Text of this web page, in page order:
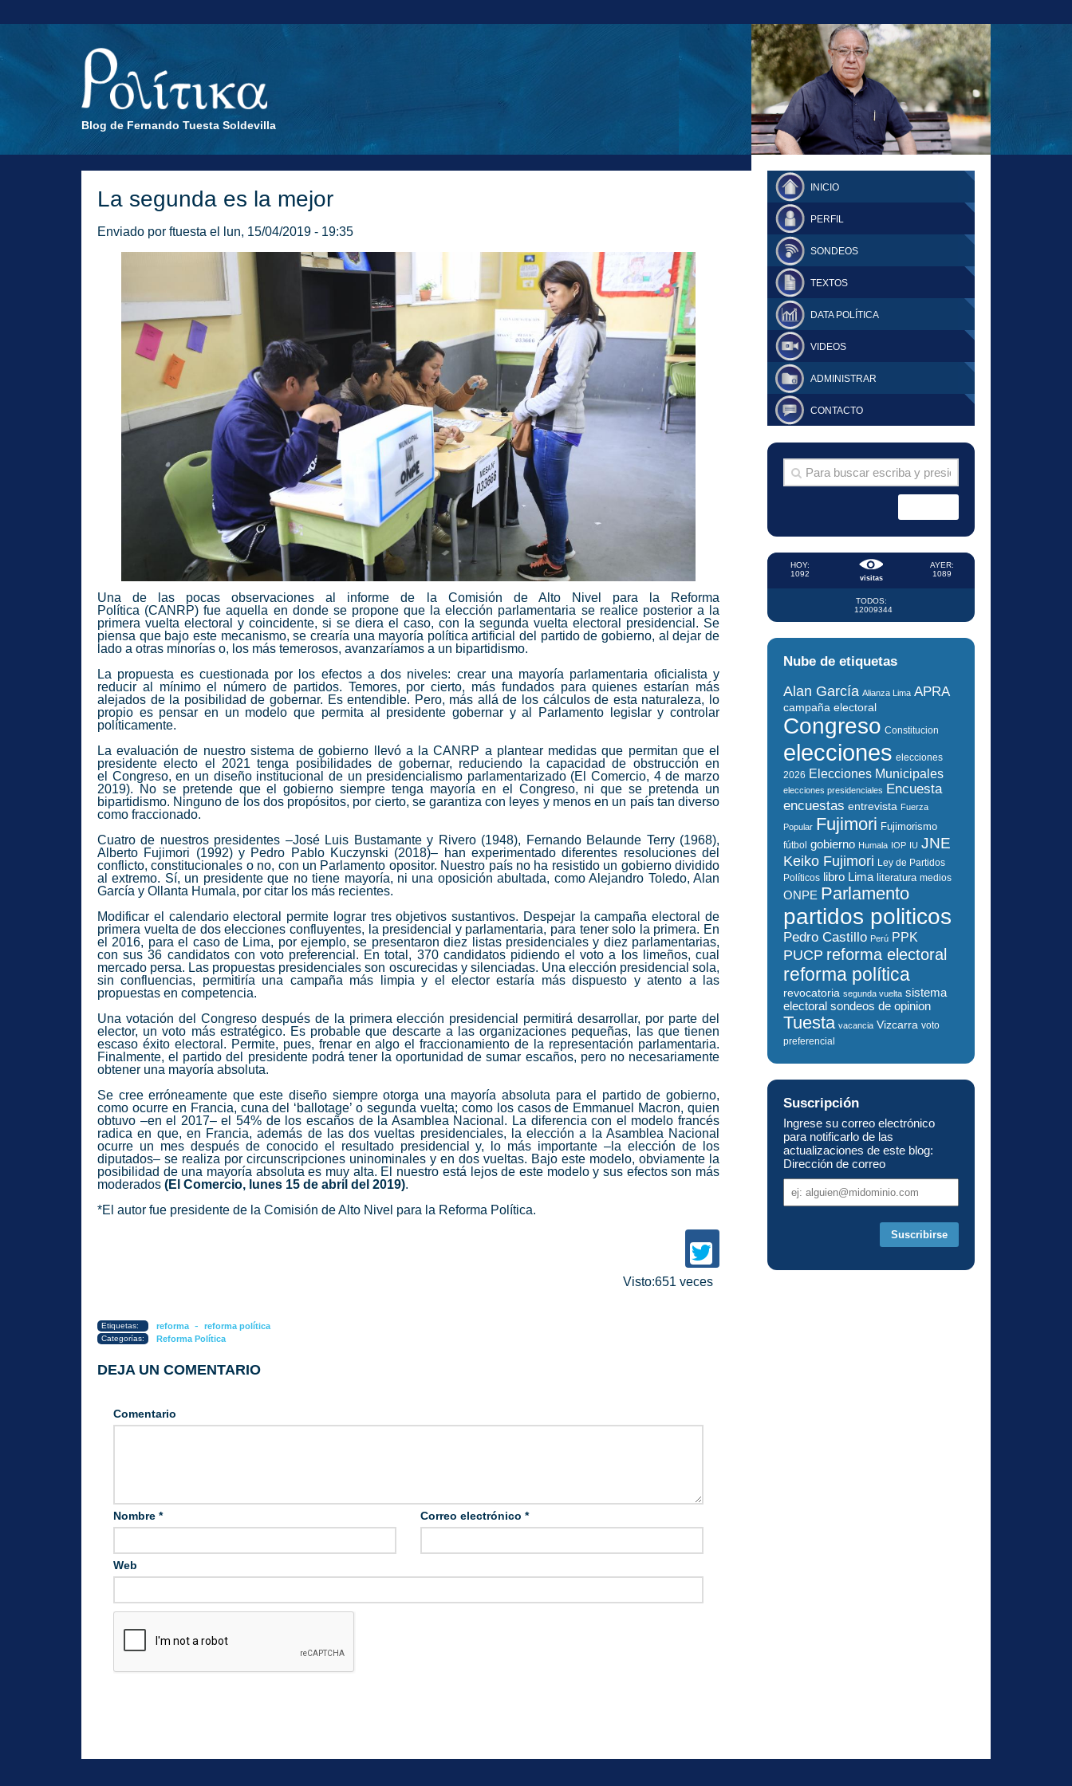
Blog de Fernando Tuesta Soldevilla
FERNANDO TUESTA SUPLEMENTO
DOMINGO
La segunda es la mejor
Enviado por ftuesta el lun, 15/04/2019 - 19:35
Una de las pocas observaciones al informe de la Comisión de Alto Nivel para la Reforma
Política (CANRP) fue aquella en donde se propone que laelección parlamentaria se realice posterior a la
primera vuelta electoral y coincidente, si se diera el caso, con la segunda vuelta electoral presidencial. Se
piensa que bajo este mecanismo, se crearía una mayoría política artificial del partido de gobierno, al dejar de
lado a otras minorías o, los más temerosos, avanzaríamos a un bipartidismo.
La propuesta es cuestionada por los efectos a dos niveles: crear una mayoría parlamentaria oficialista y
reducir al mínimo el número de partidos. Temores, por cierto, más fundados para quienes estarían más
alejados de la posibilidad de gobernar. Es entendible. Pero, más allá de los cálculos de esta naturaleza, lo
propio es pensar en un modelo que permita al presidente gobernar y al
Parlamento
legislar y controlar
políticamente.
La evaluación de nuestro sistema de gobierno llevó a laCANRP a plantear medidas que permitan que el
presidente electo el 2021 tenga posibilidades de gobernar, reduciendo la capacidad de obstrucción en
el Congreso, en un diseño institucional de un presidencialismo parlamentarizado (El Comercio, 4 de marzo
2019). No se pretende que el gobierno siempre tenga mayoría en el Congreso, ni que se pretenda un
bipartidismo. Ninguno de los dos propósitos, por cierto, se garantiza con leyes y menos en un país tan diverso
como fraccionado.
Cuatro de nuestros presidentes –José Luis Bustamante y Rivero (1948), Fernando Belaunde Terry (1968),
Alberto Fujimori (1992) y Pedro Pablo Kuczynski (2018)– han experimentado diferentes resoluciones del
conflicto, constitucionales o no, con un Parlamento opositor. Nuestro país no ha resistido un gobierno dividido
al extremo. Sí, un presidente que no tiene mayoría, ni una oposición abultada, como Alejandro Toledo, Alan
García y Ollanta Humala, por citar los más recientes.
Modificar el calendario electoral
permite lograr tres objetivos sustantivos. Despejar la campaña electoral de
primera vuelta de dos elecciones confluyentes, la presidencial y parlamentaria, para tener solo la primera. En
el 2016, para el caso de Lima, por ejemplo, se presentaron diez listas presidenciales y diez parlamentarias,
con sus 36 candidatos con voto preferencial. En total, 370 candidatos pidiendo el voto a los limeños, cual
mercado persa. Las propuestas presidenciales son oscurecidas y silenciadas. Una elección presidencial sola,
sin confluencias, permitiría una campaña más limpia y el elector estaría más dispuesto y atento a las
propuestas en competencia.
Una votación del Congreso después de la primera elección presidencial permitirá desarrollar, por parte del
elector, un voto más estratégico. Es probable que descarte a las organizaciones pequeñas, las que tienen
escaso éxito electoral. Permite, pues, frenar en algo el fraccionamiento de la representación parlamentaria.
Finalmente, el partido del presidente podrá tener la oportunidad de sumar escaños, pero no necesariamente
obtener una mayoría absoluta.
Se cree erróneamente que este diseño siempre otorga una mayoría absoluta para el partido de gobierno,
como ocurre en Francia, cuna del ‘ballotage’ o segunda vuelta; como los casos de Emmanuel Macron, quien
obtuvo –en el 2017– el 54% de los escaños de la Asamblea Nacional. La diferencia con el modelo francés
radica en que, en Francia, además de las dos vueltas presidenciales, la elección a la Asamblea Nacional
ocurre un mes después de conocido el resultado presidencial y, lo más importante –la elección de los
diputados– se realiza por circunscripciones uninominales y en dos vueltas. Bajo este modelo, obviamente la
posibilidad de una mayoría absoluta es muy alta. El nuestro está lejos de este modelo y sus efectos son más
moderados (El Comercio, lunes 15 de abril del 2019).
*El autor fue presidente de la Comisión de Alto Nivel para la Reforma Política.
Visto:651 veces
Etiquetas: reforma - reforma política
Categorías: Reforma Política
DEJA UN COMENTARIO
Comentario
Nombre * Correo electrónico *
Web
INICIO
PERFIL
SONDEOS
TEXTOS
DATA POLÍTICA
VIDEOS
ADMINISTRAR
CONTACTO
visitas
HOY:
1092
AYER:
1089
TODOS:
12009344
Nube de etiquetas
Alan García Alianza Lima APRA
campaña electoral
Congreso Constitucion
elecciones elecciones
2026 Elecciones Municipales
elecciones presidenciales Encuesta
encuestas entrevista Fuerza
Popular Fujimori Fujimorismo
fútbol gobierno Humala IOP IU JNE
Keiko Fujimori Ley de Partidos
Políticos libro Lima literatura medios
ONPE Parlamento
partidos politicos
Pedro Castillo Perú PPK
PUCP reforma electoral
reforma política
revocatoria segunda vuelta sistema
electoral sondeos de opinion
Tuesta vacancia Vizcarra voto
preferencial
Suscripción
Ingrese su correo electrónico
para notificarlo de las
actualizaciones de este blog:
Dirección de correo
de